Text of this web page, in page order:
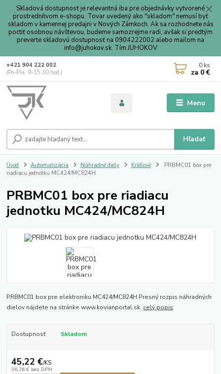
Skladová dostupnosť je relevantná iba pre objednávky vytvorené
prostrednítvom e-shopu. Tovar uvedený ako "skladom" nemusí byť
skladom v kamennej predajni v Nových Zámkoch. Ak sa rozhodnete nás
poctiť osobnou návštevou, budeme samozrejme radi, avšak si predtým
preverte skladovú dostupnosť na 0904222002 alebo mailom na
info@juhokov.sk. Tím JUHOKOV
Menu
Hľadať
+421 904 222 002
(Po-Pia, 9-15.30 hod.)
0 ks
za 0 €
Úvod Automatizácia Náhradné diely Krídlové
PRBMC01 box pre
riadiacu jednotku MC424/MC824H
PRBMC01 box pre riadiacu
jednotku MC424/MC824H
PRBMC01 box pre elektroniku MC424/MC824H Presný rozpis náhradných
dielov nájdete na stránke www.kovianportal.sk. celý popis
Dostupnosť Skladom
45,22 €/KS
36,76 € bez DPH